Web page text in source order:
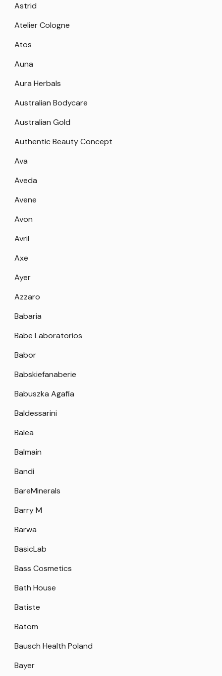
Astrid
Atelier Cologne
Atos
Auna
Aura Herbals
Australian Bodycare
Australian Gold
Authentic Beauty Concept
Ava
Aveda
Avene
Avon
Avril
Axe
Ayer
Azzaro
Babaria
Babe Laboratorios
Babor
Babskiefanaberie
Babuszka Agafia
Baldessarini
Balea
Balmain
Bandi
BareMinerals
Barry M
Barwa
BasicLab
Bass Cosmetics
Bath House
Batiste
Batom
Bausch Health Poland
Bayer